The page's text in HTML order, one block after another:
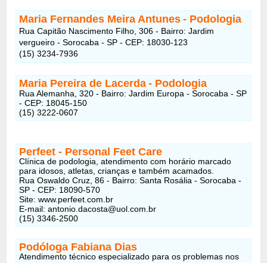
Maria Fernandes Meira Antunes - Podologia
Rua Capitão Nascimento Filho, 306 - Bairro: Jardim
vergueiro - Sorocaba - SP - CEP: 18030-123
(15) 3234-7936
Maria Pereira de Lacerda - Podologia
Rua Alemanha, 320 - Bairro: Jardim Europa - Sorocaba - SP
- CEP: 18045-150
(15) 3222-0607
Perfeet - Personal Feet Care
Clínica de podologia, atendimento com horário marcado
para idosos, atletas, crianças e também acamados.
Rua Oswaldo Cruz, 86 - Bairro: Santa Rosália - Sorocaba -
SP - CEP: 18090-570
Site: www.perfeet.com.br
E-mail: antonio.dacosta@uol.com.br
(15) 3346-2500
Podóloga Fabiana Dias
Atendimento técnico especializado para os problemas nos